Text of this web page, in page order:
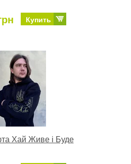
Купить
Хай Живе і Буде